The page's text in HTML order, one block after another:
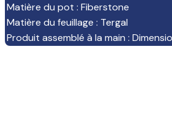
Matière du pot : Fiberstone
Matière du feuillage : Tergal
Produit assemblé à la main :